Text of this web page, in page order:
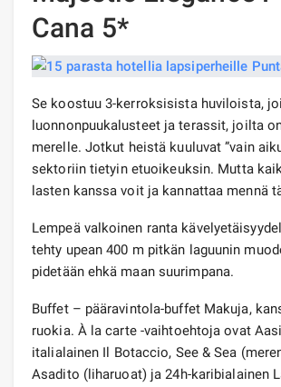
Cana 5*
Se koostuu 3-kerroksisista huviloista,
luonnonpuukalusteet ja terassit, joilta
merelle. Jotkut heistä kuuluvat ”vain
sektoriin tietyin etuoikeuksin. Mutta
lasten kanssa voit ja kannattaa mennä
Lempeä valkoinen ranta
tehty upean 400 m pitkän laguunin
pidetään ehkä maan suurimpana.
Buffet – pääravintola-buffet Makuja,
ruokia. À la carte -vaihtoehtoja ovat
italialainen Il Botaccio, See & Sea
Asadito (liharuoat) ja 24h-karibialainen